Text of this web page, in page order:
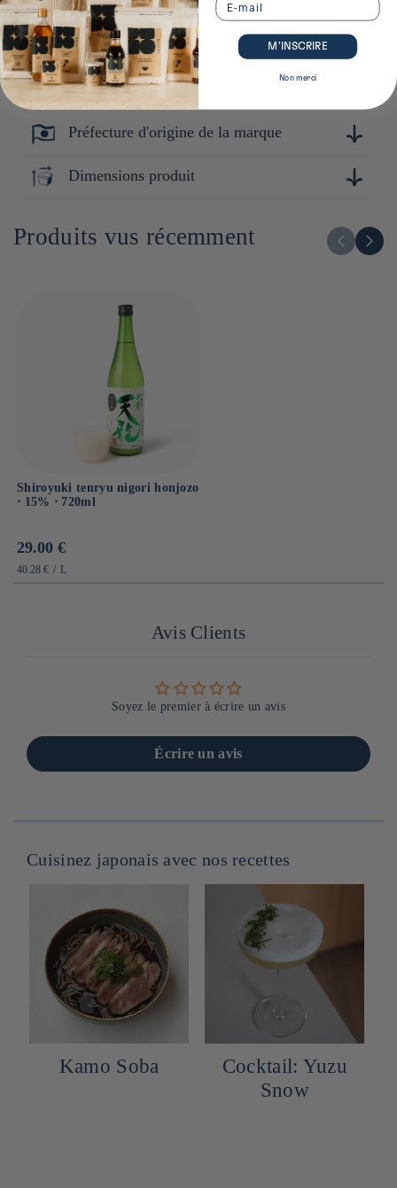
Plus de détails sur ce produit
Conservation
Conserver au réfrigérateur, à l'abri de la lumière et de
l'humidité. Après ouverture : consommer rapidement.
Composition
Riz (Japon), riz koji (Japon) / Alcool
Préfecture d'origine de la marque
Nagano
Dimensions produit
Produits vus récemment
Shiroyuki tenryu nigori honjozo
⋅ 15% ⋅ 720ml
Prix
habituel
29.00 €
PRIX
UNITAIRE
40.28 € / PAR
L
Avis Clients
Soyez le premier à écrire un avis
Écrire un avis
Cuisinez japonais avec nos recettes
Cocktail: Yuzu
Arancini
japonais au miso
M’INSCRIRE
Non merci